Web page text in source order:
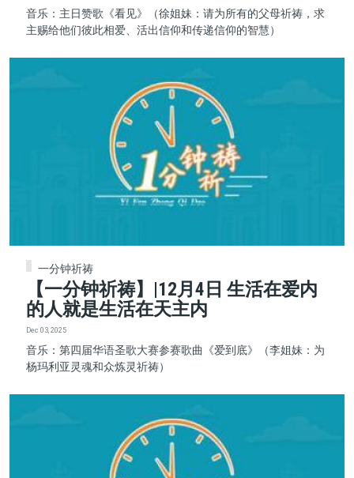
音乐：主日赞歌《看见》（徐姐妹：请为所有的父母祈祷，求
主赐给他们彼此相爱、活出信仰和传递信仰的智慧）
一分钟祈祷
【一分钟祈祷】|12月4日 生活在爱内
的人就是生活在天主内
Dec 03, 2025
音乐：第四届华语圣歌大赛参赛歌曲《爱到底》（李姐妹：为
杨玛利亚灵魂和众炼灵祈祷）